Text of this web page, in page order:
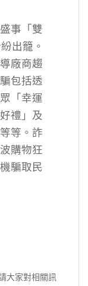
事「雙
出籠。
廠商趨
包括透
「幸運
禮」及
等。詐
購物狂
騙取民
大家對相關訊